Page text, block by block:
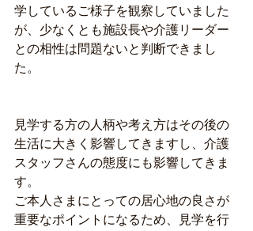
学しているご様子を観察していました
が、少なくとも施設長や介護リーダー
との相性は問題ないと判断できまし
た。
見学する方の人柄や考え方はその後の
生活に大きく影響してきますし、介護
スタッフさんの態度にも影響してきま
す。
ご本人さまにとっての居心地の良さが
重要なポイントになるため、見学を行